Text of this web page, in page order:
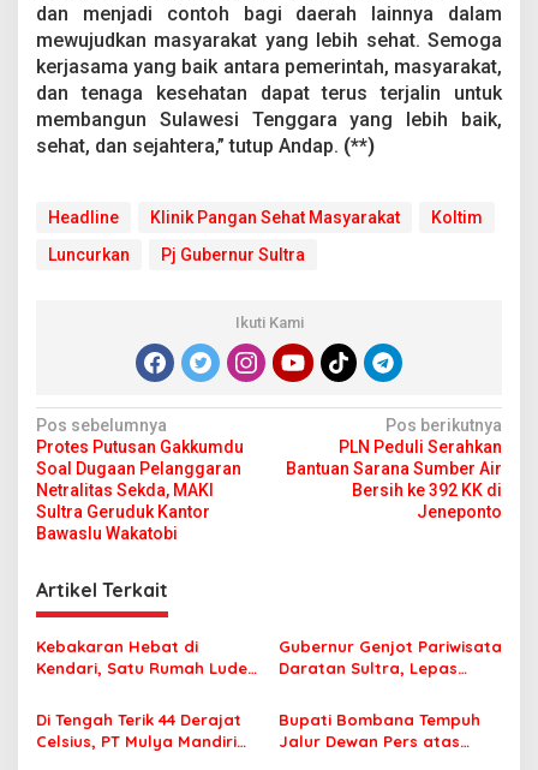
dan menjadi contoh bagi daerah lainnya dalam
mewujudkan masyarakat yang lebih sehat. Semoga
kerjasama yang baik antara pemerintah, masyarakat,
dan tenaga kesehatan dapat terus terjalin untuk
membangun Sulawesi Tenggara yang lebih baik,
sehat, dan sejahtera,” tutup Andap. (**)
Headline Klinik Pangan Sehat Masyarakat
Koltim
Luncurkan
Pj Gubernur Sultra
Ikuti Kami
N
a
v
i
a
s
i
o
Pos sebelumnya
Protes Putusan Gakkumdu
Soal Dugaan Pelanggaran
Netralitas Sekda, MAKI
Sultra Geruduk Kantor
Bawaslu Wakatobi
Pos berikutnya
PLN Peduli Serahkan
Bantuan Sarana Sumber Air
Bersih ke 392 KK di
Jeneponto
Artikel Terkait
Kebakaran Hebat di
Kendari, Satu Rumah Ludes
Gubernur Genjot Pariwisata
Daratan Sultra, Lepas
Tiga Kabupaten Unggulan
Di Tengah Terik 44 Derajat
Celsius, PT Mulya Mandiri
Bupati Bombana Tempuh
Jalur Dewan Pers atas